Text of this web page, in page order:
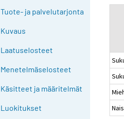
Tuote- ja palvelutarjonta
Kuvaus
Laatuselosteet
Menetelmäselosteet
Käsitteet ja määritelmät
Luokitukset